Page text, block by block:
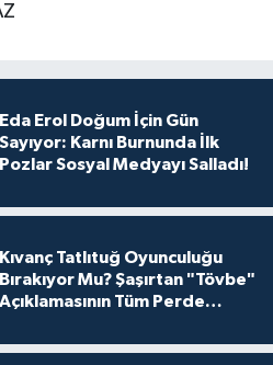
Eda Erol Doğum İçin Gün
Sayıyor: Karnı Burnunda İlk
Pozlar Sosyal Medyayı Salladı!
Kıvanç Tatlıtuğ Oyunculuğu
Bırakıyor Mu? Şaşırtan "Tövbe"
Açıklamasının Tüm Perde